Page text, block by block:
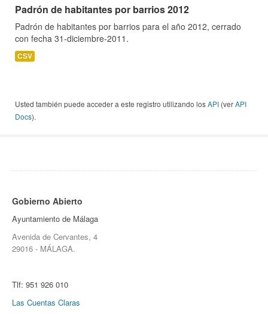
Padrón de habitantes por barrios 2012
Padrón de habitantes por barrios para el año 2012, cerrado
con fecha 31-diciembre-2011.
CSV
Usted también puede acceder a este registro utilizando losAPI (verAPI
Docs).
Gobierno Abierto
Ayuntamiento de Málaga
Avenida de Cervantes, 4
29016 - MÁLAGA.
Tlf: 951 926 010
Las Cuentas Claras